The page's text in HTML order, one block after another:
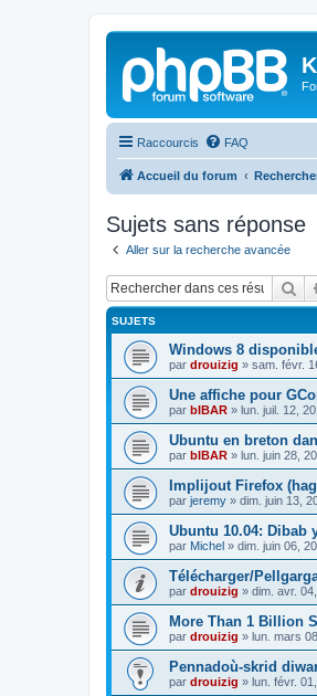
Raccourcis FAQ
Accueil du forum
Sujets sans réponse
Aller sur la recherche avancée
SUJETS
Windows 8
par drouizig » sam. févr.
Une affiche pour
par bIBAR » lun. juil. 12,
Ubuntu en breton
par bIBAR » lun. juin 28,
Implijout Firefox
par jeremy » dim. juin 13,
Ubuntu 10.04: Dibab
par Michel » dim. juin 06,
Télécharger/
par drouizig » dim. avr.
More Than 1 Billion
par drouizig » lun. mars
Pennadoù-skrid
par drouizig » lun. févr.